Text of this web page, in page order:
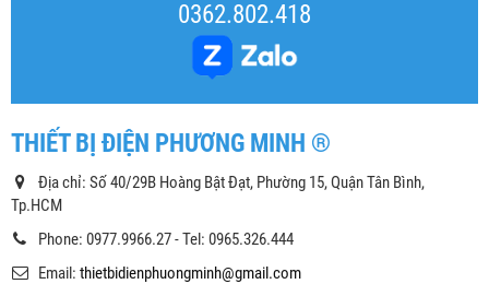
0362.802.418
THIẾT BỊ ĐIỆN PHƯƠNG MINH ®
Địa chỉ: Số 40/29B Hoàng Bật Đạt, Phường 15, Quận Tân Bình,
Tp.HCM
Phone: 0977.9966.27 - Tel: 0965.326.444
Email: thietbidienphuongminh@gmail.com